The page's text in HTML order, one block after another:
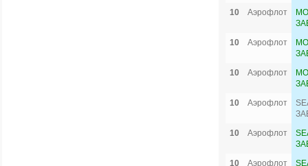
10
Аэрофлот
10
Аэрофлот
10
Аэрофлот
10
Аэрофлот
10
Аэрофлот
10
Аэрофлот